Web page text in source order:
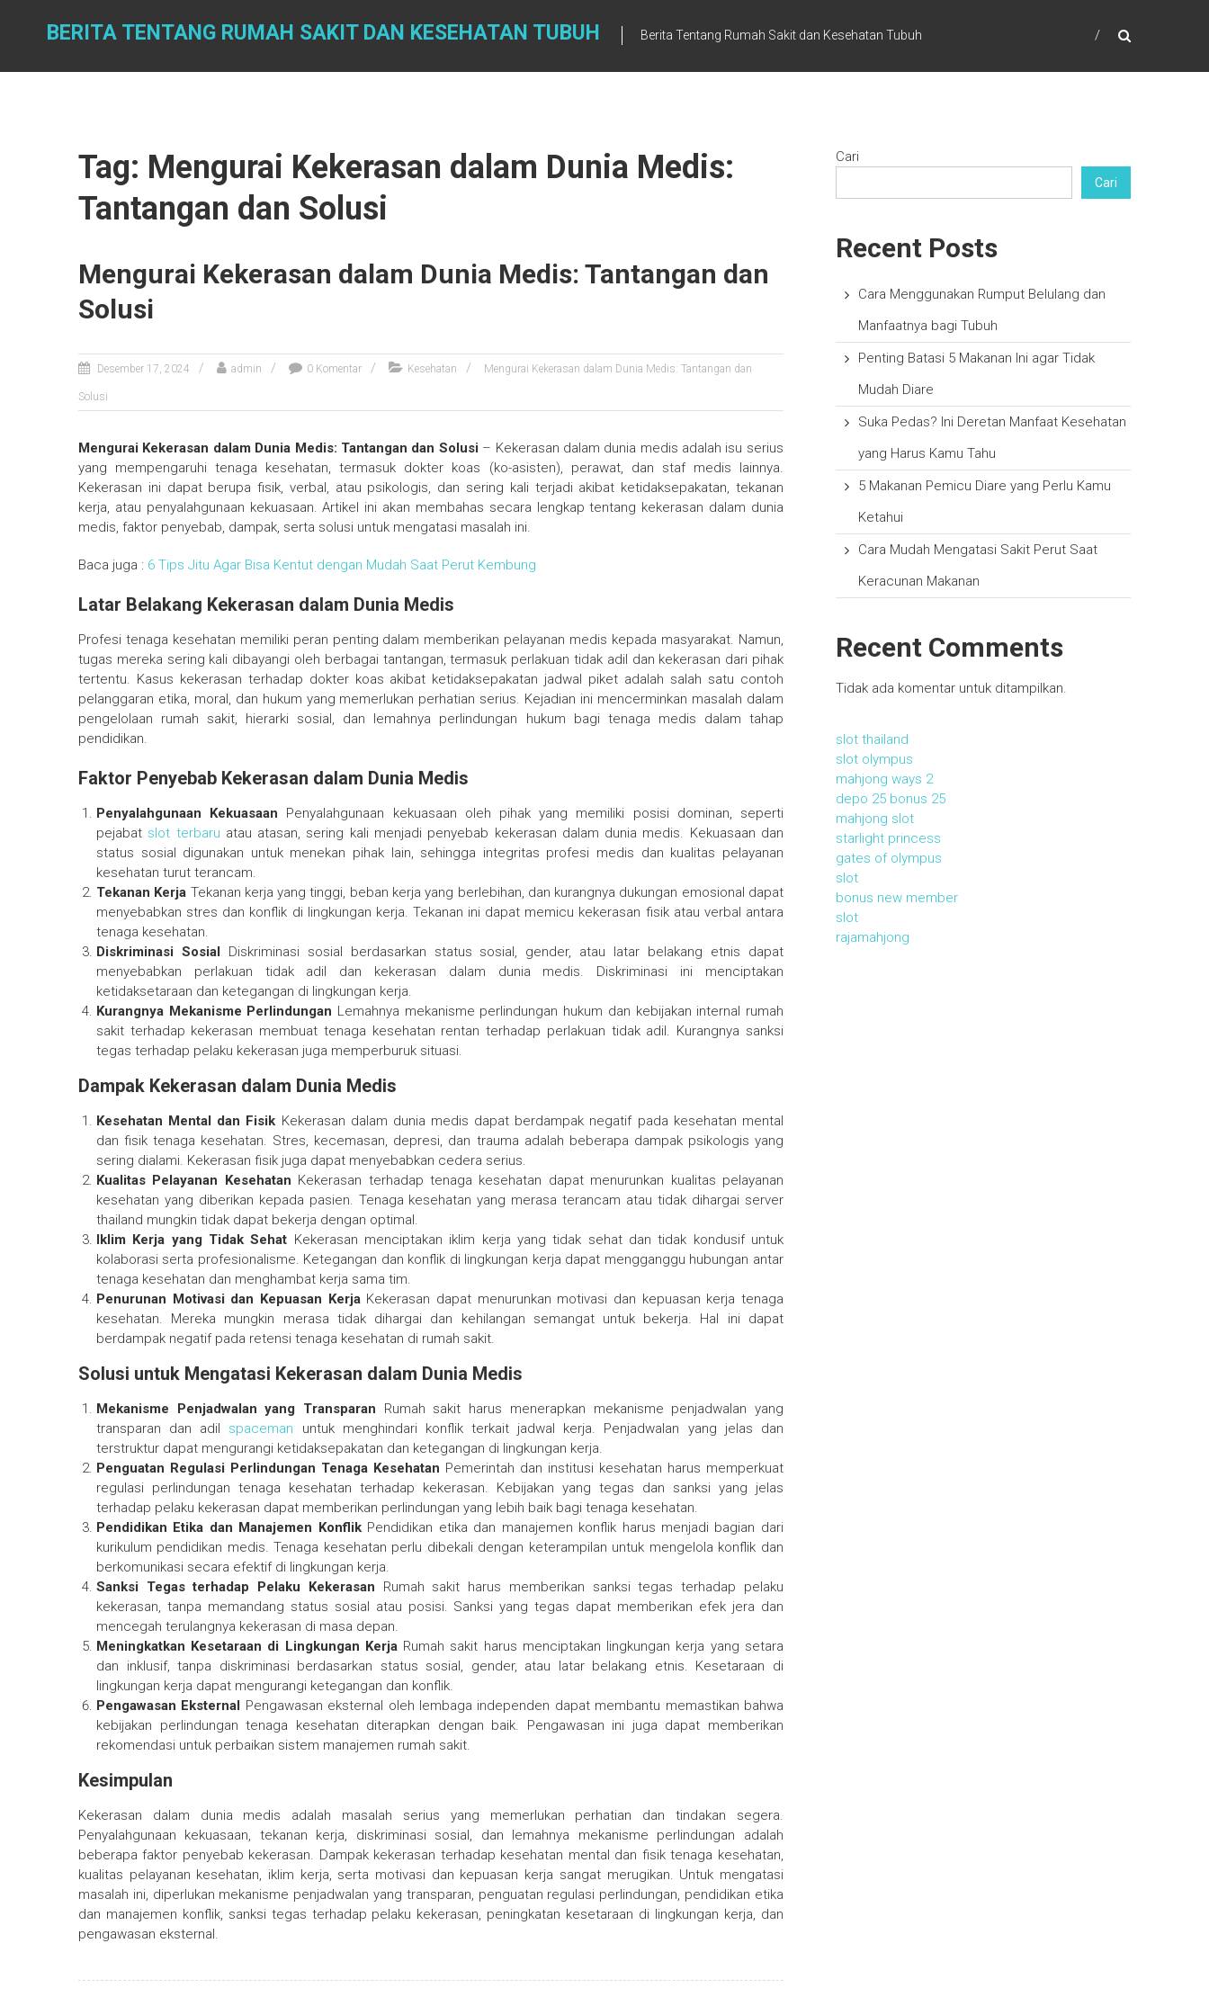
BERITA TENTANG RUMAH SAKIT DAN KESEHATAN TUBUH Berita Tentang Rumah Sakit dan Kesehatan Tubuh
Tag: Mengurai Kekerasan dalam Dunia Medis:
Tantangan dan Solusi
Mengurai Kekerasan dalam Dunia Medis: Tantangan dan
Solusi
Desember 17, 2024 admin 0 Komentar Kesehatan Mengurai Kekerasan dalam Dunia Medis: Tantangan dan
Solusi
Mengurai Kekerasan dalam Dunia Medis: Tantangan dan Solusi – Kekerasan dalam dunia medis adalah isu serius
yang mempengaruhi tenaga kesehatan, termasuk dokter koas (ko-asisten), perawat, dan staf medis lainnya.
Kekerasan ini dapat berupa fisik, verbal, atau psikologis, dan sering kali terjadi akibat ketidaksepakatan, tekanan
kerja, atau penyalahgunaan kekuasaan. Artikel ini akan membahas secara lengkap tentang kekerasan dalam dunia
medis, faktor penyebab, dampak, serta solusi untuk mengatasi masalah ini.
Baca juga : 6 Tips Jitu Agar Bisa Kentut dengan Mudah Saat Perut Kembung
Latar Belakang Kekerasan dalam Dunia Medis
Profesi tenaga kesehatan memiliki peran penting dalam memberikan pelayanan medis kepada masyarakat. Namun,
tugas mereka sering kali dibayangi oleh berbagai tantangan, termasuk perlakuan tidak adil dan kekerasan dari pihak
tertentu. Kasus kekerasan terhadap dokter koas akibat ketidaksepakatan jadwal piket adalah salah satu contoh
pelanggaran etika, moral, dan hukum yang memerlukan perhatian serius. Kejadian ini mencerminkan masalah dalam
pengelolaan rumah sakit, hierarki sosial, dan lemahnya perlindungan hukum bagi tenaga medis dalam tahap
pendidikan.
Faktor Penyebab Kekerasan dalam Dunia Medis
Penyalahgunaan Kekuasaan Penyalahgunaan kekuasaan oleh pihak yang memiliki posisi dominan, seperti
pejabat slot terbaru atau atasan, sering kali menjadi penyebab kekerasan dalam dunia medis. Kekuasaan dan
status sosial digunakan untuk menekan pihak lain, sehingga integritas profesi medis dan kualitas pelayanan
kesehatan turut terancam.
Tekanan Kerja Tekanan kerja yang tinggi, beban kerja yang berlebihan, dan kurangnya dukungan emosional dapat
menyebabkan stres dan konflik di lingkungan kerja. Tekanan ini dapat memicu kekerasan fisik atau verbal antara
tenaga kesehatan.
Diskriminasi Sosial Diskriminasi sosial berdasarkan status sosial, gender, atau latar belakang etnis dapat
menyebabkan perlakuan tidak adil dan kekerasan dalam dunia medis. Diskriminasi ini menciptakan
ketidaksetaraan dan ketegangan di lingkungan kerja.
Kurangnya Mekanisme Perlindungan Lemahnya mekanisme perlindungan hukum dan kebijakan internal rumah
sakit terhadap kekerasan membuat tenaga kesehatan rentan terhadap perlakuan tidak adil. Kurangnya sanksi
tegas terhadap pelaku kekerasan juga memperburuk situasi.
Dampak Kekerasan dalam Dunia Medis
Kesehatan Mental dan Fisik Kekerasan dalam dunia medis dapat berdampak negatif pada kesehatan mental
dan fisik tenaga kesehatan. Stres, kecemasan, depresi, dan trauma adalah beberapa dampak psikologis yang
sering dialami. Kekerasan fisik juga dapat menyebabkan cedera serius.
Kualitas Pelayanan Kesehatan Kekerasan terhadap tenaga kesehatan dapat menurunkan kualitas pelayanan
kesehatan yang diberikan kepada pasien. Tenaga kesehatan yang merasa terancam atau tidak dihargai server
thailand mungkin tidak dapat bekerja dengan optimal.
Iklim Kerja yang Tidak Sehat Kekerasan menciptakan iklim kerja yang tidak sehat dan tidak kondusif untuk
kolaborasi serta profesionalisme. Ketegangan dan konflik di lingkungan kerja dapat mengganggu hubungan antar
tenaga kesehatan dan menghambat kerja sama tim.
Penurunan Motivasi dan Kepuasan KerjaKekerasan dapat menurunkan motivasi dan kepuasan kerja tenaga
kesehatan. Mereka mungkin merasa tidak dihargai dan kehilangan semangat untuk bekerja. Hal ini dapat
berdampak negatif pada retensi tenaga kesehatan di rumah sakit.
Solusi untuk Mengatasi Kekerasan dalam Dunia Medis
Mekanisme Penjadwalan yang Transparan Rumah sakit harus menerapkan mekanisme penjadwalan yang
transparan dan adil spaceman untuk menghindari konflik terkait jadwal kerja. Penjadwalan yang jelas dan
terstruktur dapat mengurangi ketidaksepakatan dan ketegangan di lingkungan kerja.
Penguatan Regulasi Perlindungan Tenaga Kesehatan Pemerintah dan institusi kesehatan harus memperkuat
regulasi perlindungan tenaga kesehatan terhadap kekerasan. Kebijakan yang tegas dan sanksi yang jelas
terhadap pelaku kekerasan dapat memberikan perlindungan yang lebih baik bagi tenaga kesehatan.
Pendidikan Etika dan Manajemen KonflikPendidikan etika dan manajemen konflik harus menjadi bagian dari
kurikulum pendidikan medis. Tenaga kesehatan perlu dibekali dengan keterampilan untuk mengelola konflik dan
berkomunikasi secara efektif di lingkungan kerja.
Sanksi Tegas terhadap Pelaku Kekerasan Rumah sakit harus memberikan sanksi tegas terhadap pelaku
kekerasan, tanpa memandang status sosial atau posisi. Sanksi yang tegas dapat memberikan efek jera dan
mencegah terulangnya kekerasan di masa depan.
Meningkatkan Kesetaraan di Lingkungan KerjaRumah sakit harus menciptakan lingkungan kerja yang setara
dan inklusif, tanpa diskriminasi berdasarkan status sosial, gender, atau latar belakang etnis. Kesetaraan di
lingkungan kerja dapat mengurangi ketegangan dan konflik.
Pengawasan Eksternal Pengawasan eksternal oleh lembaga independen dapat membantu memastikan bahwa
kebijakan perlindungan tenaga kesehatan diterapkan dengan baik. Pengawasan ini juga dapat memberikan
rekomendasi untuk perbaikan sistem manajemen rumah sakit.
Kesimpulan
Kekerasan dalam dunia medis adalah masalah serius yang memerlukan perhatian dan tindakan segera.
Penyalahgunaan kekuasaan, tekanan kerja, diskriminasi sosial, dan lemahnya mekanisme perlindungan adalah
beberapa faktor penyebab kekerasan. Dampak kekerasan terhadap kesehatan mental dan fisik tenaga kesehatan,
kualitas pelayanan kesehatan, iklim kerja, serta motivasi dan kepuasan kerja sangat merugikan. Untuk mengatasi
masalah ini, diperlukan mekanisme penjadwalan yang transparan, penguatan regulasi perlindungan, pendidikan etika
dan manajemen konflik, sanksi tegas terhadap pelaku kekerasan, peningkatan kesetaraan di lingkungan kerja, dan
pengawasan eksternal.
Cari
Cari
Recent Posts
Cara Menggunakan Rumput Belulang dan
Manfaatnya bagi Tubuh
Penting Batasi 5 Makanan Ini agar Tidak
Mudah Diare
Suka Pedas? Ini Deretan Manfaat Kesehatan
yang Harus Kamu Tahu
5 Makanan Pemicu Diare yang Perlu Kamu
Ketahui
Cara Mudah Mengatasi Sakit Perut Saat
Keracunan Makanan
Recent Comments
Tidak ada komentar untuk ditampilkan.
slot thailand
slot olympus
mahjong ways 2
depo 25 bonus 25
mahjong slot
starlight princess
gates of olympus
slot
bonus new member
slot
rajamahjong